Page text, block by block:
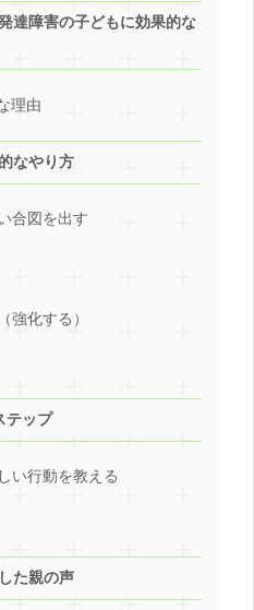
達障害の子どもに効果的な
理由
なやり方
合図を出す
強化する）
テップ
い行動を教える
た親の声